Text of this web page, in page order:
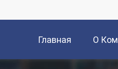
Главная О